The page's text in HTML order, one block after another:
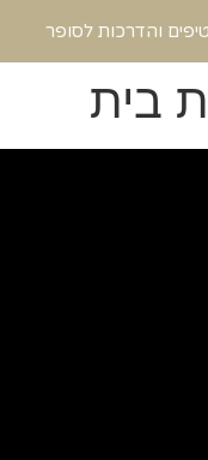
טיפים והדרכות לסופר
בית